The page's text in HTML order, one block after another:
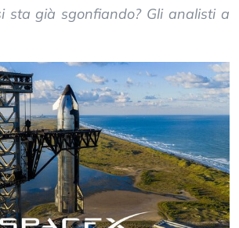
sta già sgonfiando? Gli analisti a